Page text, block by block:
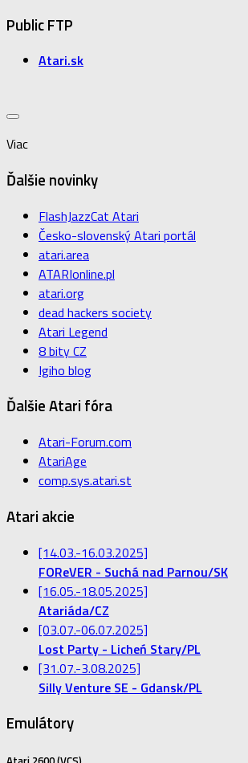
Public FTP
Atari.sk
Viac
Ďalšie novinky
FlashJazzCat Atari
Česko-slovenský Atari portál
atari.area
ATARIonline.pl
atari.org
dead hackers society
Atari Legend
8 bity CZ
Igiho blog
Ďalšie Atari fóra
Atari-Forum.com
AtariAge
comp.sys.atari.st
Atari akcie
[14.03.-16.03.2025]
FOReVER - Suchá nad Parnou/SK
[16.05.-18.05.2025]
Atariáda/CZ
[03.07.-06.07.2025]
Lost Party - Licheń Stary/PL
[31.07.-3.08.2025]
Silly Venture SE - Gdansk/PL
Emulátory